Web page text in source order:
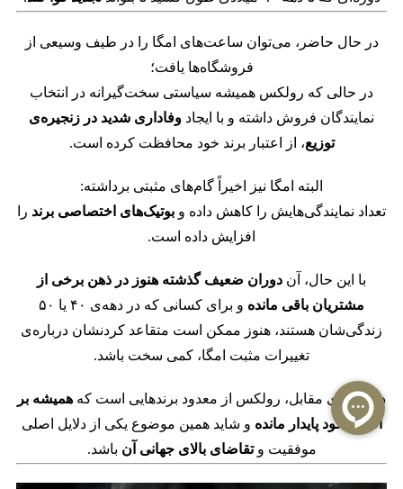
در حال حاضر، می‌توان ساعت‌های امگا را در طیف وسیعی از
فروشگاه‌ها یافت؛
در حالی که رولکس همیشه سیاستی سخت‌گیرانه در انتخاب
نمایندگان فروش داشته و با ایجاد وفاداری شدید در زنجیره‌ی
توزیع، از اعتبار برند خود محافظت کرده است.
البته امگا نیز اخیراً گام‌های مثبتی برداشته:
تعداد نمایندگی‌هایش را کاهش داده و بوتیک‌های اختصاصی برند را
افزایش داده است.
با این حال، آن دوران ضعیف گذشته هنوز در ذهن برخی از
مشتریان باقی مانده
و برای کسانی که در دهه‌ی ۴۰ یا ۵۰
زندگی‌شان هستند، هنوز ممکن است متقاعد کردنشان درباره‌ی
تغییرات مثبت امگا، کمی سخت باشد.
در نقطه‌ی مقابل، رولکس از معدود برندهایی است که همیشه بر
اصول خود پایدار مانده و شاید همین موضوع یکی از دلایل اصلی
موفقیت وتقاضای بالای جهانی آن باشد.